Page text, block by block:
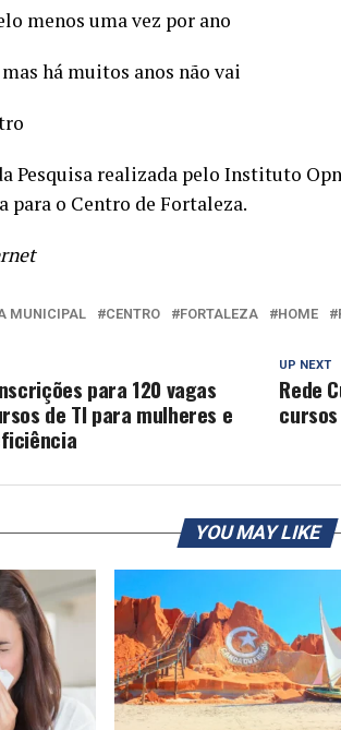
menos uma vez por ano
há muitos anos não vai
Pesquisa realizada pelo Instituto
o Centro de Fortaleza.
MUNICIPAL CENTRO FORTALEZA HOME
UP NEXT
Rede
para 120 vagas
de TI para mulheres e
YOU MAY LIKE